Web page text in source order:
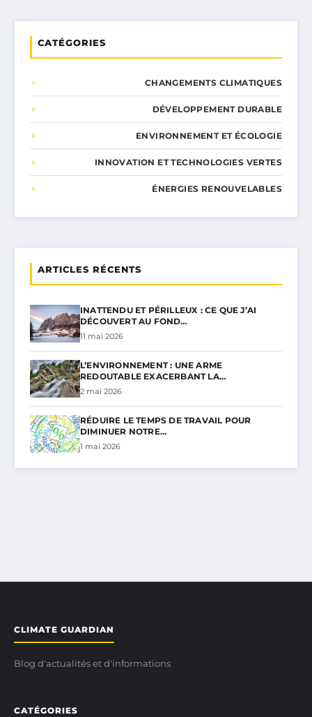
CATÉGORIES
CHANGEMENTS CLIMATIQUES
DÉVELOPPEMENT DURABLE
ENVIRONNEMENT ET ÉCOLOGIE
INNOVATION ET TECHNOLOGIES VERTES
ÉNERGIES RENOUVELABLES
ARTICLES RÉCENTS
INATTENDU ET PÉRILLEUX : CE QUE J’AI
DÉCOUVERT AU FOND…
11 mai 2026
L’ENVIRONNEMENT : UNE ARME
REDOUTABLE EXACERBANT LA…
2 mai 2026
RÉDUIRE LE TEMPS DE TRAVAIL POUR
DIMINUER NOTRE…
1 mai 2026
CLIMATE GUARDIAN
Blog d'actualités et d'informations
CATÉGORIES